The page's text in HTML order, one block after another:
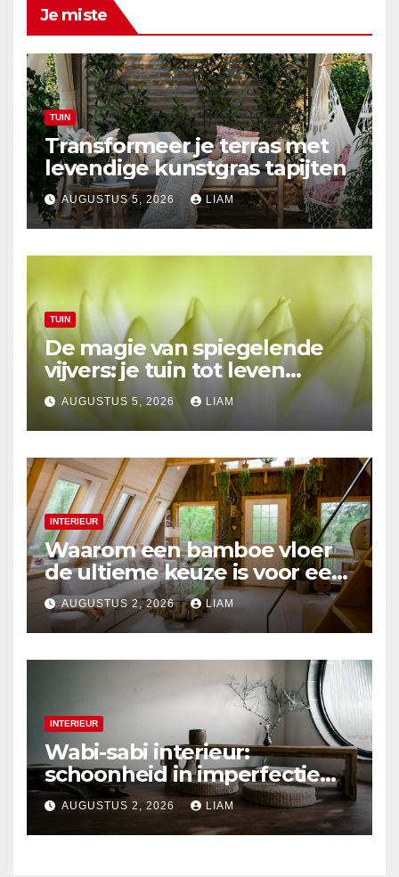
Je miste
TUIN
Transformeer je terras met
levendige kunstgras tapijten
AUGUSTUS 5, 2026 LIAM
TUIN
De magie van spiegelende
vijvers: je tuin tot leven
brengen
AUGUSTUS 5, 2026 LIAM
INTERIEUR
Waarom een bamboe vloer
de ultieme keuze is voor een
duurzaam interieur
AUGUSTUS 2, 2026 LIAM
INTERIEUR
Wabi-sabi interieur:
schoonheid in imperfectie
ontdekken
AUGUSTUS 2, 2026 LIAM